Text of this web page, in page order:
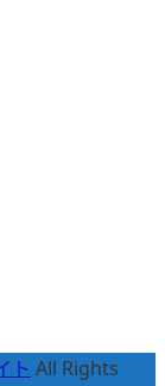
ト All Rights